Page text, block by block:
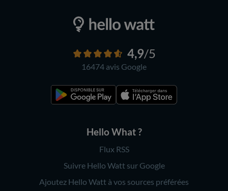
4,9/5
16474 avis Google
Hello What ?
Flux RSS
Suivre Hello Watt sur Google
Ajoutez Hello Watt à vos sources préférées